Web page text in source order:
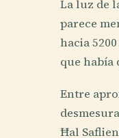
La luz de
parece
hacia
que había
Entre
Ħal